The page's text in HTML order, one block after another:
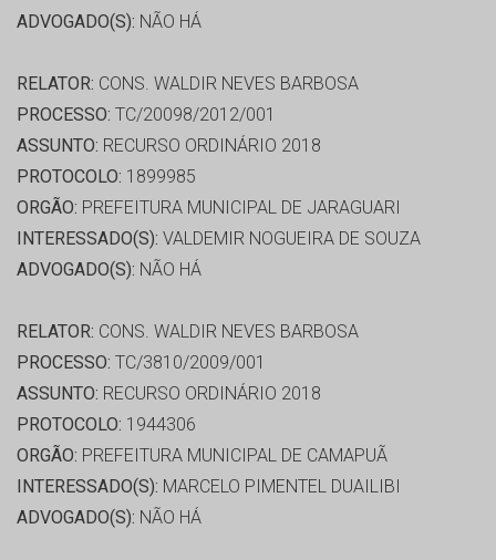
ADVOGADO(S): NÃO HÁ
RELATOR: CONS. WALDIR NEVES BARBOSA
PROCESSO: TC/20098/2012/001
ASSUNTO: RECURSO ORDINÁRIO 2018
PROTOCOLO: 1899985
ORGÃO: PREFEITURA MUNICIPAL DE JARAGUARI
INTERESSADO(S): VALDEMIR NOGUEIRA DE SOUZA
ADVOGADO(S): NÃO HÁ
RELATOR: CONS. WALDIR NEVES BARBOSA
PROCESSO: TC/3810/2009/001
ASSUNTO: RECURSO ORDINÁRIO 2018
PROTOCOLO: 1944306
ORGÃO: PREFEITURA MUNICIPAL DE CAMAPUÃ
INTERESSADO(S): MARCELO PIMENTEL DUAILIBI
ADVOGADO(S): NÃO HÁ